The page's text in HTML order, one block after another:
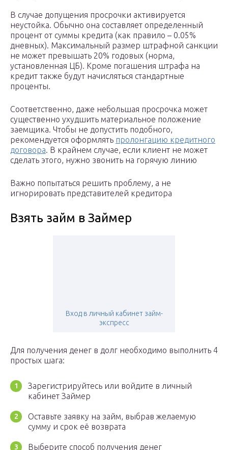
В случае допущения просрочки активируется
неустойка. Обычно она составляет определенный
процент от суммы кредита (как правило – 0.05%
дневных). Максимальный размер штрафной санкции
не может превышать 20% годовых (норма,
установленная ЦБ). Кроме погашения штрафа на
кредит также будут начисляться стандартные
проценты.
Соответственно, даже небольшая просрочка может
существенно ухудшить материальное положение
заемщика. Чтобы не допустить подобного,
рекомендуется оформлять пролонгацию кредитного
договора. В крайнем случае, если клиент не может
сделать этого, нужно звонить на горячую линию
Важно попытаться решить проблему, а не
игнорировать представителей кредитора
Взять займ в Займер
Вход в личный кабинет займ-
экспресс
Для получения денег в долг необходимо выполнить 4
простых шага:
Зарегистрируйтесь или войдите в личный
кабинет Займер
Оставьте заявку на займ, выбрав желаемую
сумму и срок её возврата
Выберите способ получения денег